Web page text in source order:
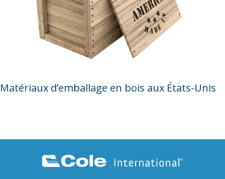
Matériaux d’emballage en bois aux États-Unis